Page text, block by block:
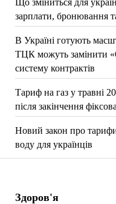
Що зміниться для
зарплати, бронювання
В Україні готують
ТЦК можуть замінити
систему контрактів
Тариф на газ у травні
після закінчення
Новий закон про
воду для українців
Здоров'я